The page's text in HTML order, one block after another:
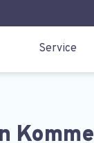
Service